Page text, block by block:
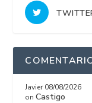
Javier 08/08/2026
onCastigo